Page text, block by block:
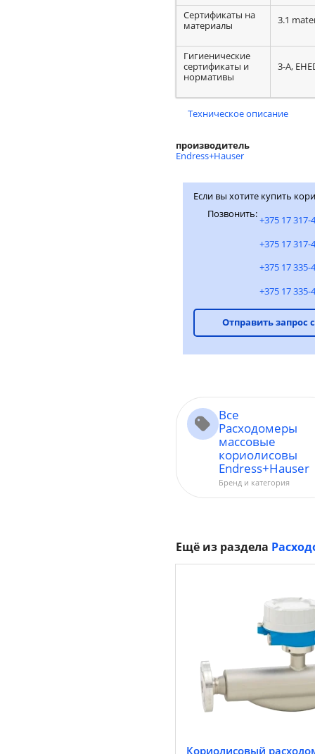
Сертификаты на
материалы
3.1
Гигиенические
сертификаты и
нормативы
3-A,
Техническое описание
производитель
Endress+Hauser
Если вы хотите купить
Позвонить:
+375 17 317-
+375 17 317-
+375 17 335-
+375 17 335-
Отправить запрос
Все
Расходомеры
массовые
кориолисовы
Endress+Hauser
Бренд и категория
Ещё из раздела
Кориолисовый